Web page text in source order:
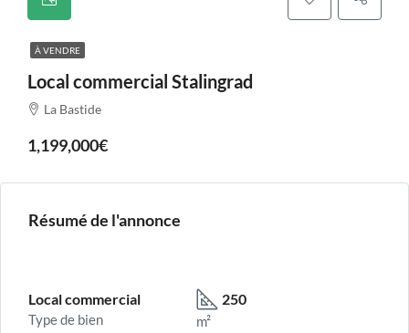
À VENDRE
Local commercial Stalingrad
La Bastide
1,199,000€
Résumé de l'annonce
Local commercial
Type de bien
250
m²